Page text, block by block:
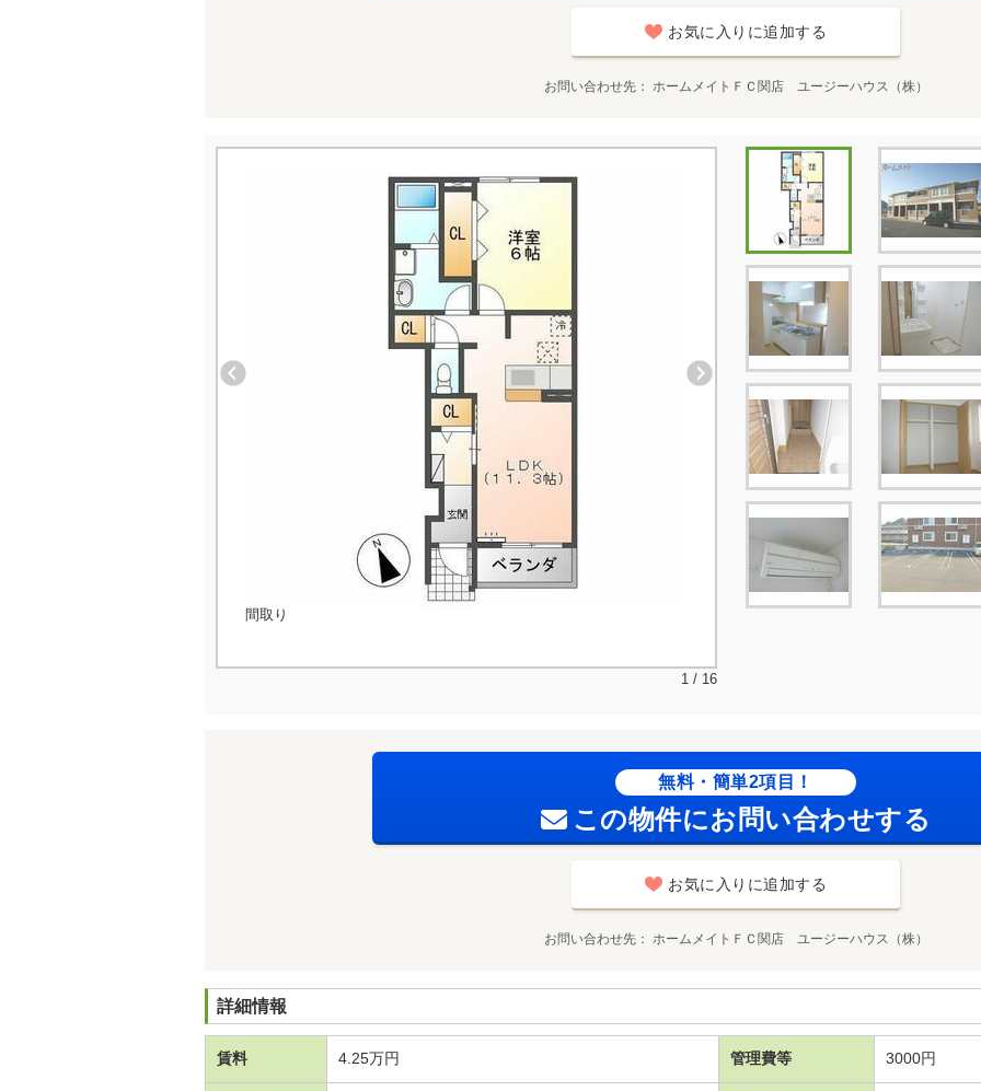
お気に入りに追加する
お問い合わせ先 ホームメイトＦＣ関店 ユージーハウス（株）
間取り
1 / 16
無料・簡単2項目！
この物件にお問い合わせする
お気に入りに追加する
お問い合わせ先 ホームメイトＦＣ関店 ユージーハウス（株）
詳細情報
賃料 4.25万円 管理費等 3000円